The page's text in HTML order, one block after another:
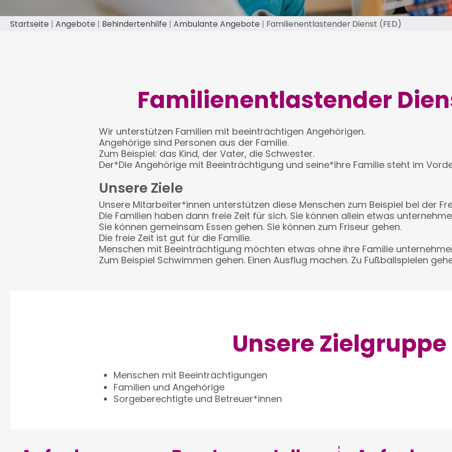
Startseite Angebote Behindertenhilfe Ambulante Angebote Familienentlastender Dienst (FED)
Familienentlastender
Wir unterstützen Familien mit beeinträchtigen Angehörigen.
Angehörige sind Personen aus der Familie.
Zum Beispiel: das Kind, der Vater, die Schwester.
Der*Die Angehörige mit Beeinträchtigung und seine*ihre Familie steht im
Unsere Ziele
Unsere Mitarbeiter*innen unterstützen diese Menschen zum Beispiel bei der
Die Familien haben dann freie Zeit für sich. Sie können allein etwas
Sie können gemeinsam Essen gehen. Sie können zum Friseur gehen.
Die freie Zeit ist gut für die Familie.
Menschen mit Beeinträchtigung möchten etwas ohne ihre Familie
Zum Beispiel Schwimmen gehen. Einen Ausflug machen. Zu Fußballspielen
Unsere Zielgruppe
Menschen mit Beeinträchtigungen
Familien und Angehörige
Sorgeberechtigte und Betreuer*innen